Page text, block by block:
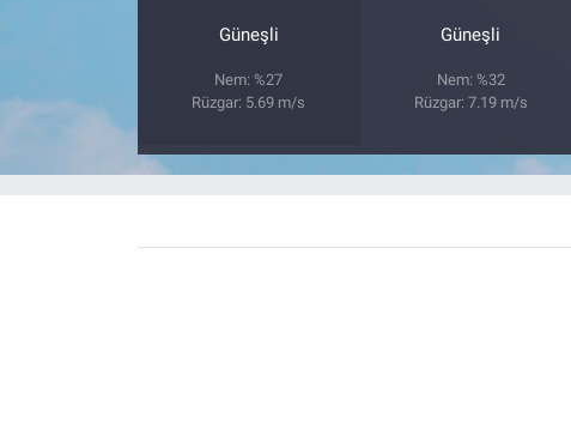
Güneşli
Nem: %27
Rüzgar: 5.69 m/s
Güneşli
Nem: %32
Rüzgar: 7.19 m/s